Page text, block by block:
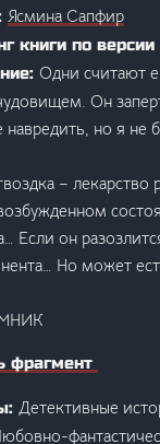
Ясмина Сапфир
книги по
Одни считают
Он
навредить, но я не
– лекарство
Если он
Но может
фрагмент
Детективные